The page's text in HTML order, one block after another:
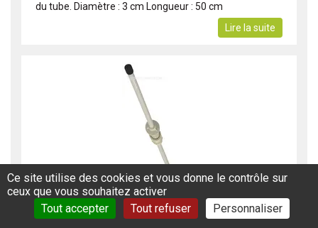
du tube. Diamètre : 3 cm Longueur : 50 cm
Lire la suite
Ce site utilise des cookies et vous donne le contrôle sur
ceux que vous souhaitez activer
Tout accepter
Tout refuser Personnaliser